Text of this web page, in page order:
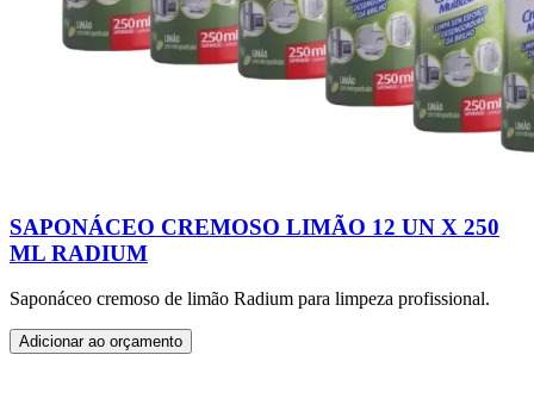
SAPONÁCEO CREMOSO LIMÃO 12 UN X 250
ML RADIUM
Saponáceo cremoso de limão Radium para limpeza profissional.
Adicionar ao orçamento